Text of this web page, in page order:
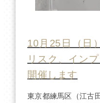
10月25日（日
リスク、イン
開催します
東京都練馬区（江古